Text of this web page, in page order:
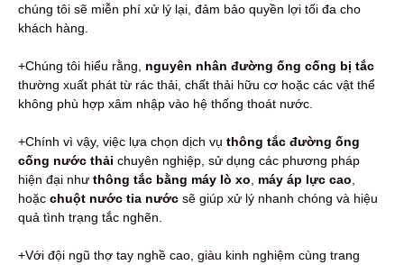
chúng tôi sẽ miễn phí xử lý lại, đảm bảo quyền lợi tối đa cho
khách hàng.
+Chúng tôi hiểu rằng, nguyên nhân đường ống cống bị tắc
thường xuất phát từ rác thải, chất thải hữu cơ hoặc các vật thể
không phù hợp xâm nhập vào hệ thống thoát nước.
+Chính vì vậy, việc lựa chọn dịch vụ thông tắc đường ống
cống nước thải chuyên nghiệp, sử dụng các phương pháp
hiện đại như thông tắc bằng máy lò xo máy áp lực cao
hoặc chuột nước tia nước sẽ giúp xử lý nhanh chóng và hiệu
quả tình trạng tắc nghẽn.
+Với đội ngũ thợ tay nghề cao, giàu kinh nghiệm cùng trang